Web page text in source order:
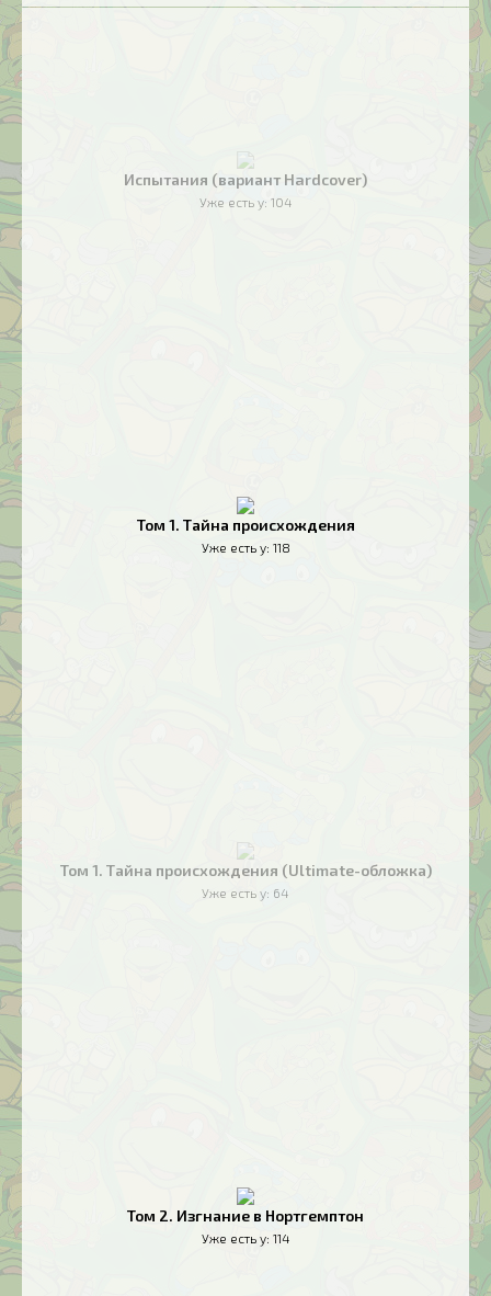
Испытания (вариант Hardcover)
Уже есть у: 104
Том 1. Тайна происхождения
Уже есть у: 118
Том 1. Тайна происхождения (Ultimate-обложка)
Уже есть у: 64
Том 2. Изгнание в Нортгемптон
Уже есть у: 114